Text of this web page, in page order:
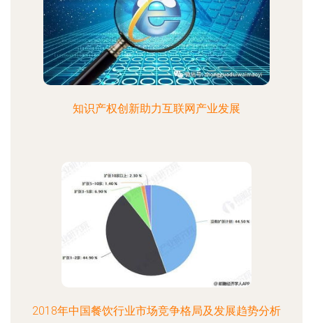
知识产权创新助力互联网产业发展
2018年中国餐饮行业市场竞争格局及发展趋势分析